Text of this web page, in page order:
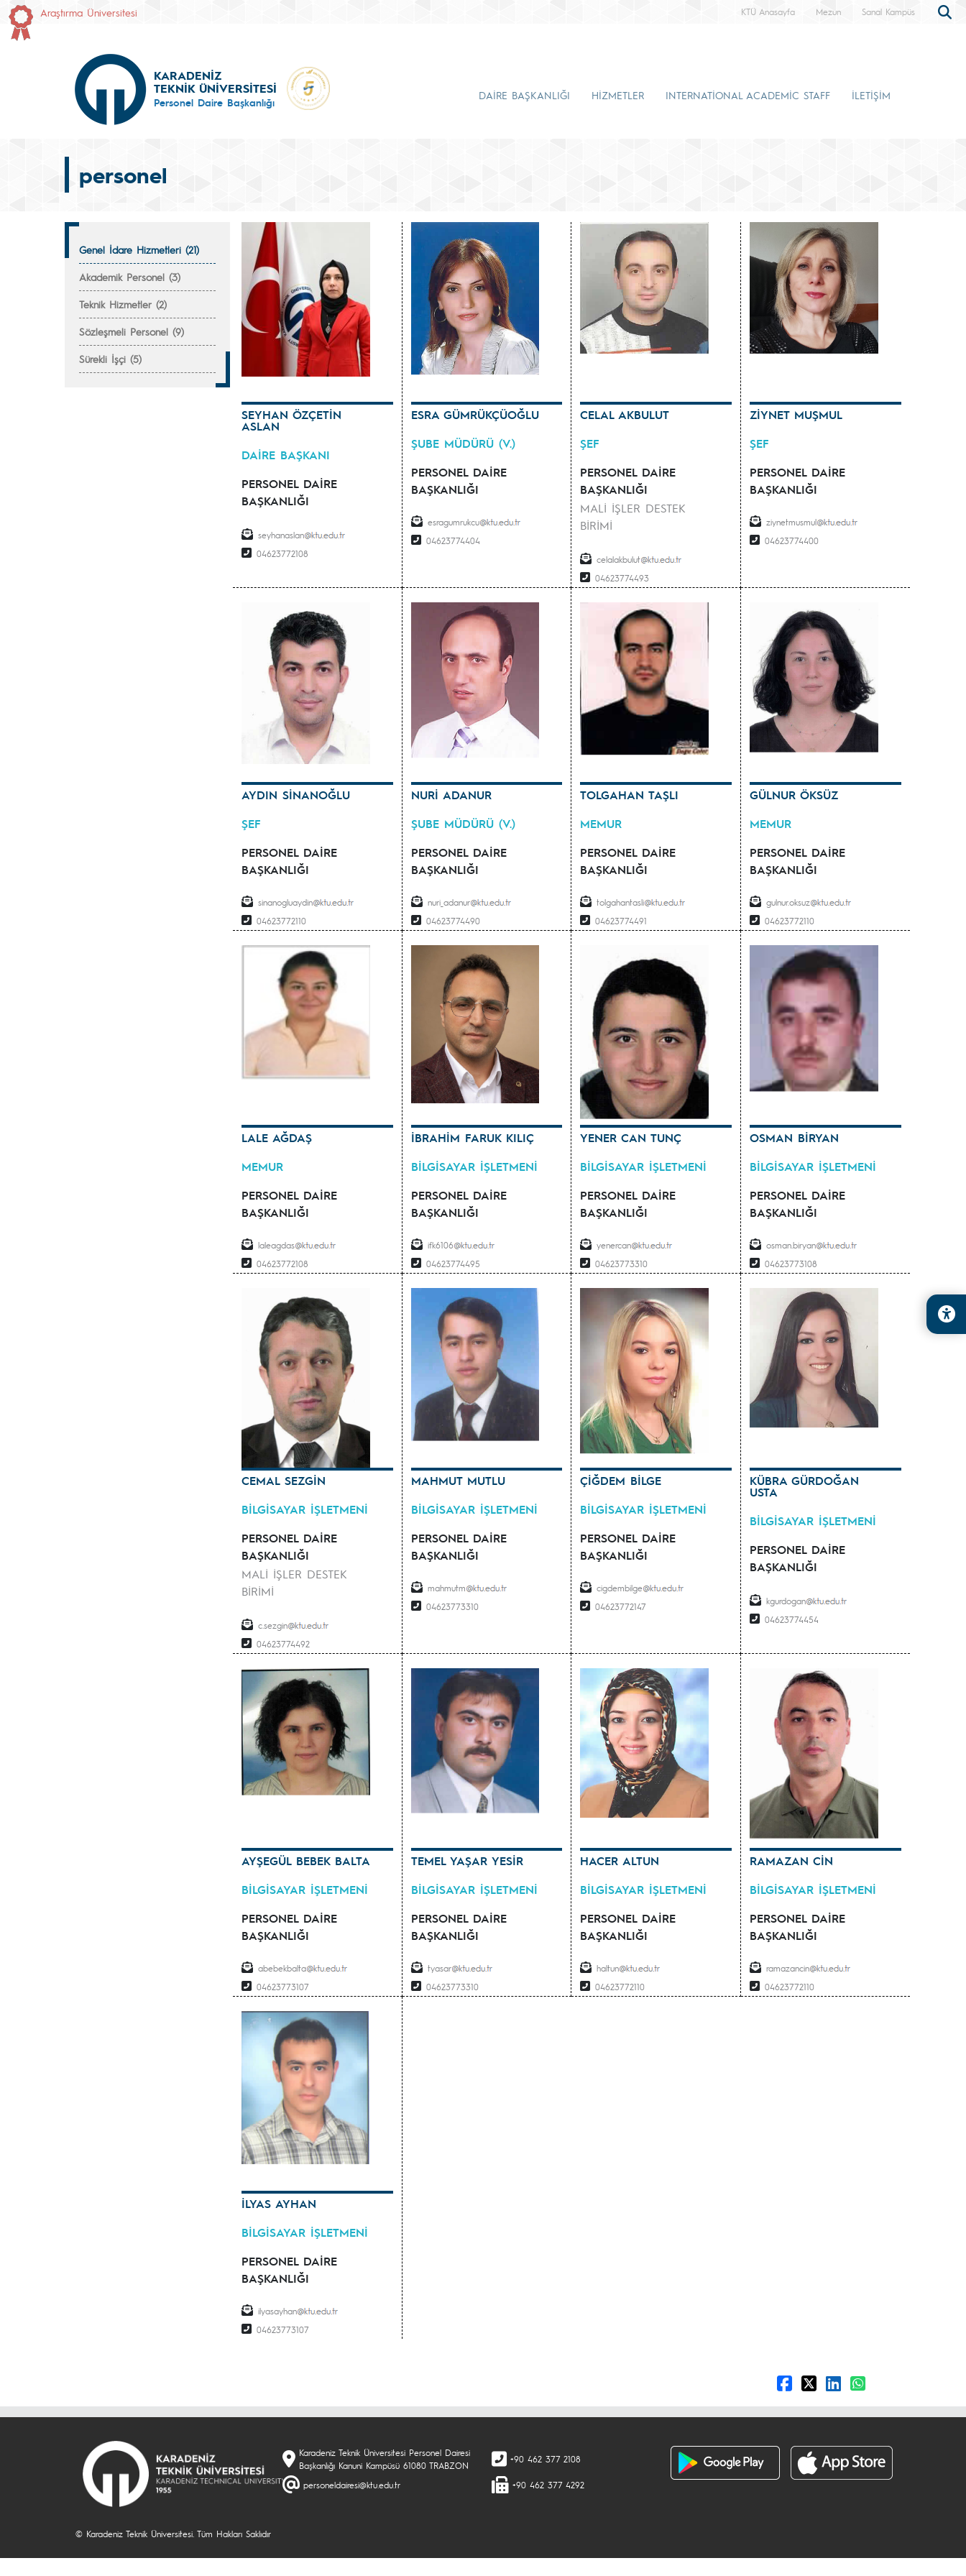
Araştırma Üniversitesi KTÜ Anasayfa Mezun Sanal Kampüs
KARADENİZ
TEKNİK ÜNİVERSİTESİ
Personel Daire Başkanlığı
DAİRE BAŞKANLIĞI HİZMETLER INTERNATİONAL ACADEMİC STAFF İLETİŞİM
personel
Genel İdare Hizmetleri (21)
Akademik Personel (3)
Teknik Hizmetler (2)
Sözleşmeli Personel (9)
Sürekli İşçi (5)
SEYHAN ÖZÇETİN
ASLAN
DAİRE BAŞKANI
PERSONEL DAİRE
BAŞKANLIĞI
seyhanaslan
04623772108
ESRA GÜMRÜKÇÜOĞLU
ŞUBE MÜDÜRÜ (V.)
PERSONEL DAİRE
BAŞKANLIĞI
esragumrukcu
04623774404
CELAL AKBULUT
ŞEF
PERSONEL DAİRE
BAŞKANLIĞI
MALİ İŞLER DESTEK
BİRİMİ
celalakbulut
04623774493
ZİYNET MUŞMUL
ŞEF
PERSONEL DAİRE
BAŞKANLIĞI
ziynetmusmul
04623774400
AYDIN SİNANOĞLU
ŞEF
PERSONEL DAİRE
BAŞKANLIĞI
sinanogluaydin
04623772110
NURİ ADANUR
ŞUBE MÜDÜRÜ (V.)
PERSONEL DAİRE
BAŞKANLIĞI
nuri_adanur
04623774490
TOLGAHAN TAŞLI
MEMUR
PERSONEL DAİRE
BAŞKANLIĞI
tolgahantasli
04623774491
GÜLNUR ÖKSÜZ
MEMUR
PERSONEL DAİRE
BAŞKANLIĞI
gulnur.oksuz
04623772110
LALE AĞDAŞ
MEMUR
PERSONEL DAİRE
BAŞKANLIĞI
laleagdas
04623772108
İBRAHİM FARUK KILIÇ
BİLGİSAYAR İŞLETMENİ
PERSONEL DAİRE
BAŞKANLIĞI
ifk6106
04623774495
YENER CAN TUNÇ
BİLGİSAYAR İŞLETMENİ
PERSONEL DAİRE
BAŞKANLIĞI
yenercan
04623773310
OSMAN BİRYAN
BİLGİSAYAR İŞLETMENİ
PERSONEL DAİRE
BAŞKANLIĞI
osman.biryan
04623773108
CEMAL SEZGİN
BİLGİSAYAR İŞLETMENİ
PERSONEL DAİRE
BAŞKANLIĞI
MALİ İŞLER DESTEK
BİRİMİ
c.sezgin
04623774492
MAHMUT MUTLU
BİLGİSAYAR İŞLETMENİ
PERSONEL DAİRE
BAŞKANLIĞI
mahmutm
04623773310
ÇİĞDEM BİLGE
BİLGİSAYAR İŞLETMENİ
PERSONEL DAİRE
BAŞKANLIĞI
cigdembilge
04623772147
KÜBRA GÜRDOĞAN
USTA
BİLGİSAYAR İŞLETMENİ
PERSONEL DAİRE
BAŞKANLIĞI
kgurdogan
04623774454
AYŞEGÜL BEBEK BALTA
BİLGİSAYAR İŞLETMENİ
PERSONEL DAİRE
BAŞKANLIĞI
abebekbalta
04623773107
TEMEL YAŞAR YESİR
BİLGİSAYAR İŞLETMENİ
PERSONEL DAİRE
BAŞKANLIĞI
tyasar
04623773310
HACER ALTUN
BİLGİSAYAR İŞLETMENİ
PERSONEL DAİRE
BAŞKANLIĞI
haltun
04623772110
RAMAZAN CİN
BİLGİSAYAR İŞLETMENİ
PERSONEL DAİRE
BAŞKANLIĞI
ramazancin
04623772110
İLYAS AYHAN
BİLGİSAYAR İŞLETMENİ
PERSONEL DAİRE
BAŞKANLIĞI
ilyasayhan
04623773107
Karadeniz Teknik Üniversitesi Personel Dairesi
Başkanlığı Kanuni Kampüsü 61080 TRABZON
personeldairesi@ktu.edu.tr
+90 462 377 2108
+90 462 377 4292
© Karadeniz Teknik Üniversitesi. Tüm Hakları Saklıdır